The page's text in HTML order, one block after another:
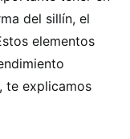
del sillín, el
elementos
te explicamos